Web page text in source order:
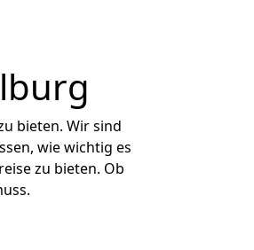
bieten. Wir sind
wie wichtig es
zu bieten. Ob